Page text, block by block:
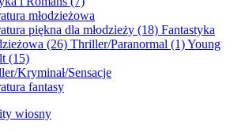
młodzieżowa
piękna dla młodzieży (18) Fantastyka
(26) Thriller/Paranormal (1)Young
(15)
Kryminał/Sensacje
fantasy